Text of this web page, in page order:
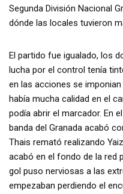
Segunda División Nacional
dónde las locales tuvieron
El partido fue igualado, los
lucha por el control tenía
en las acciones se
había mucha calidad en el
podía abrir el marcador. En
banda del Granada acabó
Thais remató realizando
acabó en el fondo de la red
gol puso nerviosas a las
empezaban perdiendo el